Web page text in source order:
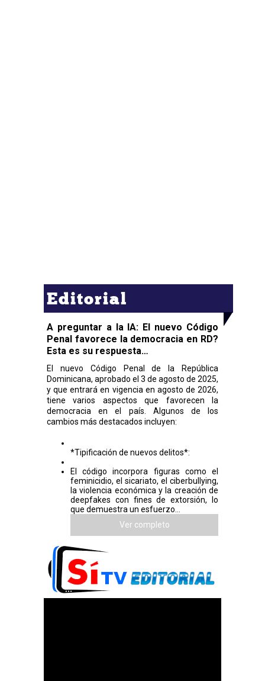
Editorial
A preguntar a la IA: El nuevo Código
Penal favorece la democracia en RD?
Esta es su respuesta…
El nuevo Código Penal de la República
Dominicana, aprobado el 3 de agosto de 2025,
y que entrará en vigencia en agosto de 2026,
tiene varios aspectos que favorecen la
democracia en el país. Algunos de los
cambios más destacados incluyen:
*Tipificación de nuevos delitos*:
El código incorpora figuras como el
feminicidio, el sicariato, el ciberbullying,
la violencia económica y la creación de
deepfakes con fines de extorsión, lo
que demuestra un esfuerzo...
Ver completo